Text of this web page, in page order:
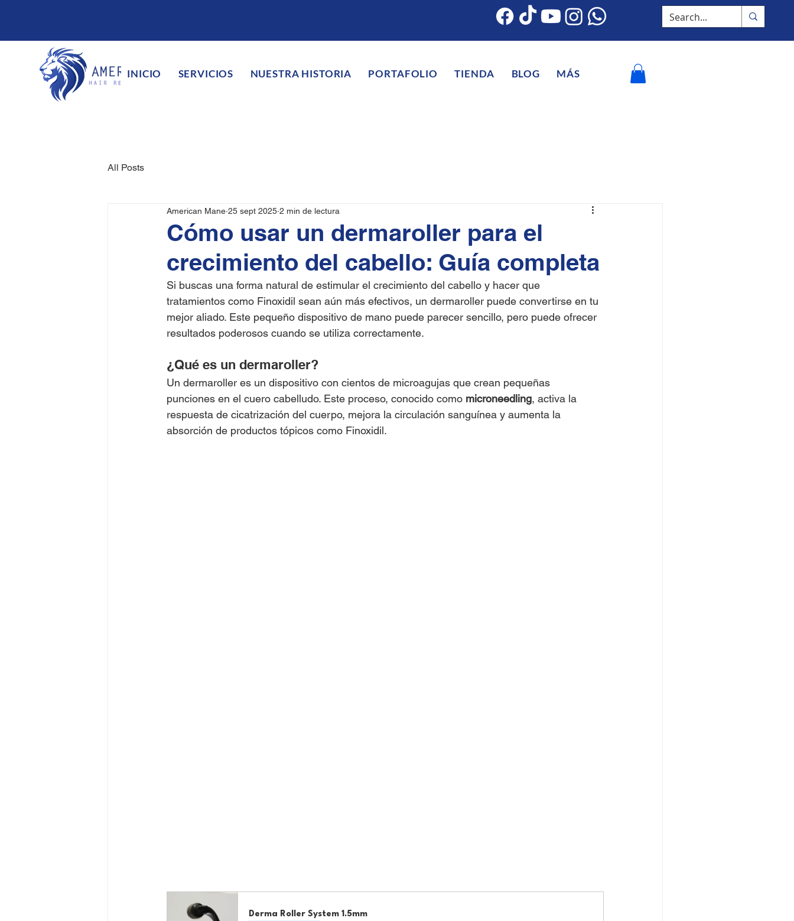
INICIO SERVICIOS NUESTRA HISTORIA PORTAFOLIO TIENDA BLOG MÁS
All Posts
Cómo usar un dermaroller para el
crecimiento del cabello: Guía completa
American Mane 25 sept 2025 2 min de lectura
Si buscas una forma natural de estimular el crecimiento del cabello y hacer que
tratamientos como Finoxidil sean aún más efectivos, un dermaroller puede convertirse en tu
mejor aliado. Este pequeño dispositivo de mano puede parecer sencillo, pero puede ofrecer
resultados poderosos cuando se utiliza correctamente.
¿Qué es un dermaroller?
Un dermaroller es un dispositivo con cientos de microagujas que crean pequeñas
punciones en el cuero cabelludo. Este proceso, conocido como microneedling, activa la
respuesta de cicatrización del cuerpo, mejora la circulación sanguínea y aumenta la
absorción de productos tópicos como Finoxidil.
Derma Roller System 1.5mm